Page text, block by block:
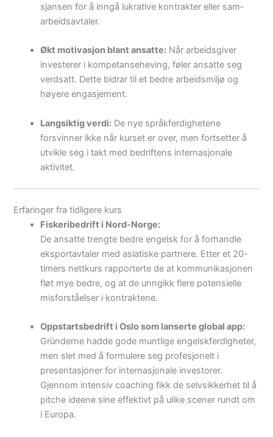
sjansen for å inngå lukrative kontrakter eller sam­
arbeids­avtaler.
Økt motivasjon blant ansatte: Når arbeidsgiver
investerer i kompetanse­heving, føler ansatte seg
verdsatt. Dette bidrar til et bedre arbeidsmiljø og
høyere engasjement.
Langsiktig verdi: De nye språkferdighetene
forsvinner ikke når kurset er over, men fortsetter å
utvikle seg i takt med bedriftens internasjonale
aktivitet.
Erfaringer fra tidligere kurs
Fiskeribedrift i Nord-Norge:
De ansatte trengte bedre engelsk for å forhandle
eksportavtaler med asiatiske partnere. Etter et 20-
timers nettkurs rapporterte de at kommunikasjonen
fløt mye bedre, og at de unngikk flere potensielle
misforståelser i kontraktene.
Oppstartsbedrift i Oslo som lanserte global app:
Gründerne hadde gode muntlige engelskferdigheter,
men slet med å formulere seg profesjonelt i
presentasjoner for internasjonale investorer.
Gjennom intensiv coaching fikk de selvsikkerhet til å
pitche ideene sine effektivt på ulike scener rundt om
i Europa.